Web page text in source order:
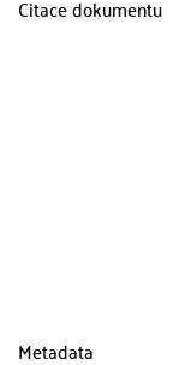
Citace dokumentu
Metadata